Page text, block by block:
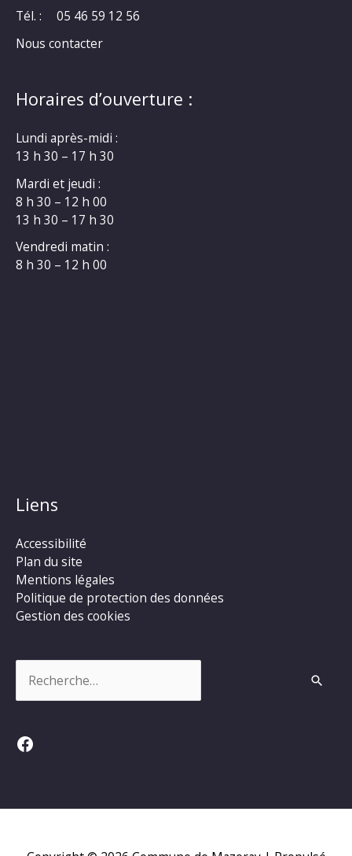
Tél. :
05 46 59 12 56
Nous contacter
Horaires d’ouverture :
Lundi après-midi :
13 h 30 – 17 h 30
Mardi et jeudi :
8 h 30 – 12 h 00
13 h 30 – 17 h 30
Vendredi matin :
8 h 30 – 12 h 00
Liens
Accessibilité
Plan du site
Mentions légales
Politique de protection des données
Gestion des cookies
Facebook